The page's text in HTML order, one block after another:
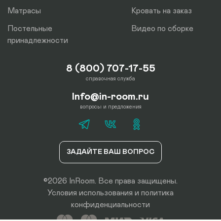
Матрасы
Постельные
принадлежности
Кровать на заказ
Видео по сборке
ЗАДАЙТЕ ВАШ ВОПРОС
8 (800) 707-17-55
справочная служба
Info@in-room.ru
вопросы и предложения
©2026 InRoom. Все права защищены.
Условия использования и политика
конфиденциальности